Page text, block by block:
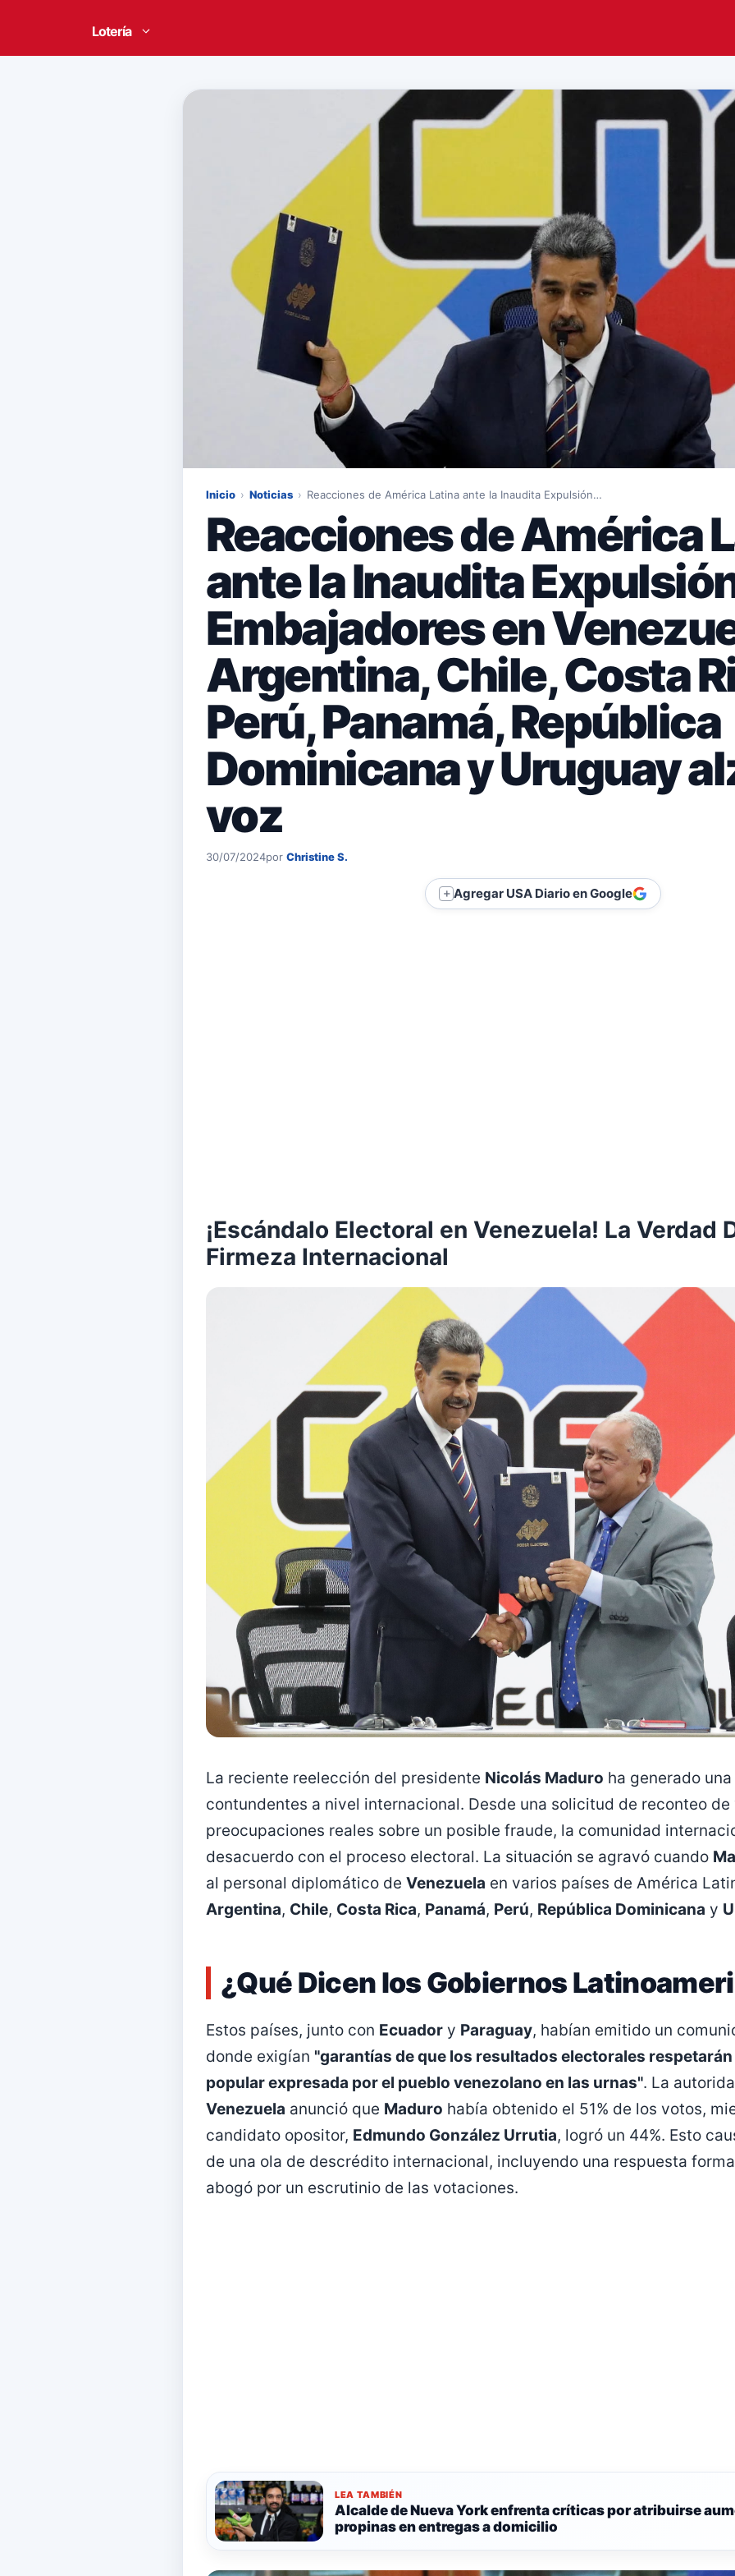
Lotería
Inicio › Noticias › Reacciones de América Latina ante la Inaudita Expulsión…
Reacciones de América
ante la Inaudita
Embajadores en
Argentina, Chile, Costa
Perú, Panamá, República
Dominicana y Uruguay
voz
30/07/2024por Christine S.
＋ Agregar USA Diario en Google
¡Escándalo Electoral en Venezuela! La Verdad
Firmeza Internacional
La reciente reelección del presidente Nicolás Maduro ha generado
contundentes a nivel internacional. Desde una solicitud de reconteo de
preocupaciones reales sobre un posible fraude, la comunidad
desacuerdo con el proceso electoral. La situación se agravó cuando
al personal diplomático de Venezuela en varios países de América
Argentina, Chile, Costa Rica, Panamá, Perú, República Dominicana y
¿Qué Dicen los Gobiernos
Estos países, junto con Ecuador y Paraguay, habían emitido un
donde exigían "garantías de que los resultados electorales
popular expresada por el pueblo venezolano en las urnas". La
Venezuela anunció que Maduro había obtenido el 51% de los votos,
candidato opositor, Edmundo González Urrutia, logró un 44%. Esto
de una ola de descrédito internacional, incluyendo una respuesta
abogó por un escrutinio de las votaciones.
LEA TAMBIÉN
Alcalde de Nueva York enfrenta críticas por atribuirse
propinas en entregas a domicilio